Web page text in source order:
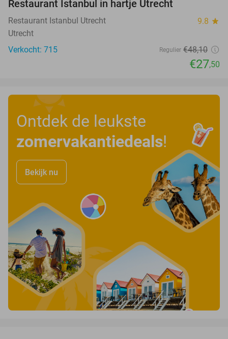
Restaurant Istanbul in hartje Utrecht
Restaurant Istanbul Utrecht 9.8 star
Utrecht
Verkocht: 715
Regulier €48,10
€27,50
Ontdek de leukste
zomervakantiedeals!
Bekijk nu